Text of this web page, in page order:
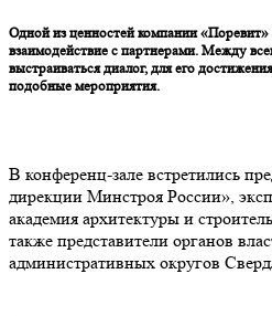
Одной из ценностей компании «Поревит»
взаимодействие с партнерами. Между
выстраиваться диалог, для его
подобные мероприятия.
В конференц-зале встретились
дирекции Минстроя России»,
академия архитектуры и
также представители органов
административных округов